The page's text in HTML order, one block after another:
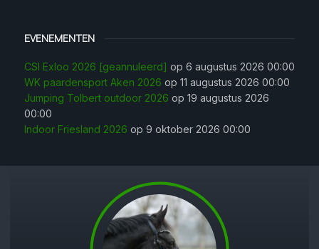
EVENEMENTEN
CSI Exloo 2026 [geannuleerd] op 6 augustus 2026 00:00
WK paardensport Aken 2026 op 11 augustus 2026 00:00
Jumping Tolbert outdoor 2026 op 19 augustus 2026
00:00
Indoor Friesland 2026 op 9 oktober 2026 00:00